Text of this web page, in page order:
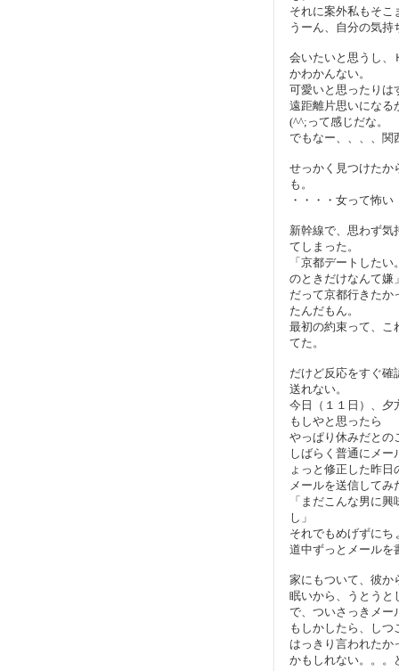
それに案外私もそこ
うーん、自分の気
会いたいと思うし、
かわかんない。
可愛いと思ったりは
遠距離片思いになる
(^^;って感じだな。
でもなー、、、、関
せっかく見つけたか
も。
・・・・女って怖い
新幹線で、思わず気
てしまった。
「京都デートした
のときだけなんて嫌
だって京都行きたか
たんだもん。
最初の約束って、こ
てた。
だけど反応をすぐ確
送れない。
今日（１１日）、夕
もしやと思ったら
やっぱり休みだとの
しばらく普通にメ
ょっと修正した昨日
メールを送信してみ
「まだこんな男に
し」
それでもめげずにち
道中ずっとメールを
家にもついて、彼か
眠いから、うとうと
で、ついさっきメー
もしかしたら、し
はっきり言われたか
かもしれない。。。